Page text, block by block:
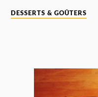
DESSERTS & GOÛTERS